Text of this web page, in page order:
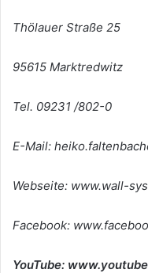
Thölauer Straße 25
95615 Marktredwitz
Tel. 09231 /802-0
E-Mail:
Webseite: www.wall-
Facebook:
YouTube: